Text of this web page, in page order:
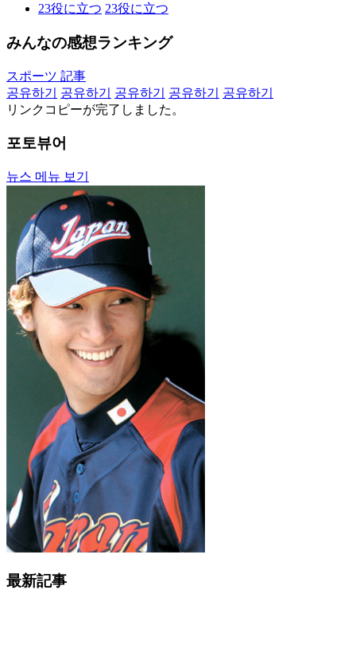
23役に立つ 23役に立つ
みんなの感想ランキング
スポーツ 記事
공유하기
공유하기 공유하기 공유하기
공유하기
リンクコピーが完了しました。
포토뷰어
뉴스 메뉴 보기
最新記事